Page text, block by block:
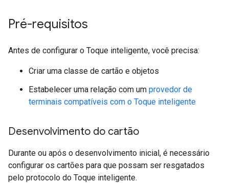
Pré-requisitos
Antes de configurar o Toque inteligente, você precisa:
Criar uma classe de cartão e objetos
Estabelecer uma relação com um provedor de
terminais compatíveis com o Toque inteligente
Desenvolvimento do cartão
Durante ou após o desenvolvimento inicial, é necessário
configurar os cartões para que possam ser resgatados
pelo protocolo do Toque inteligente.